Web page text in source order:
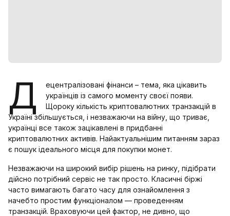
Д
ецентралізовані фінанси – тема, яка цікавить
українців із самого моменту своєї появи.
Щороку кількість криптовалютних транзакцій в
Україні збільшується, і незважаючи на війну, що триває,
українці все також зацікавлені в придбанні
криптовалютних активів. Найактуальнішим питанням зараз
є пошук ідеального місця для покупки монет.
Незважаючи на широкий вибір рішень на ринку, підібрати
дійсно потрібний сервіс не так просто. Класичні біржі
часто вимагають багато часу для ознайомлення з
начебто простим функціоналом — проведенням
транзакцій. Враховуючи цей фактор, не дивно, що